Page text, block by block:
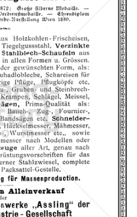
Rettig Austria GmbH